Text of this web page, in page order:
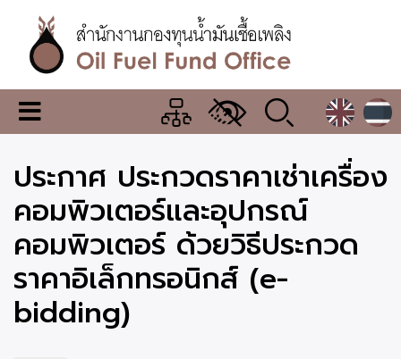
เนื้อหา
หลักสำนักงาน
กองทุน
น้ำมัน
เชื้อ
เพลิง
เมนู
เปลี่ยน
แสดง
ผล
ประกาศ ประกวดราคาเช่าเครื่อง
คอมพิวเตอร์และอุปกรณ์
คอมพิวเตอร์ ด้วยวิธีประกวด
ราคาอิเล็กทรอนิกส์ (e-
bidding)